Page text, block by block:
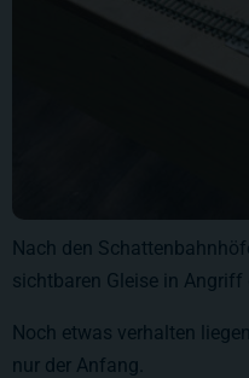
Nach den
sichtbaren Gleise in Angriff
Noch etwas verhalten
nur der Anfang.